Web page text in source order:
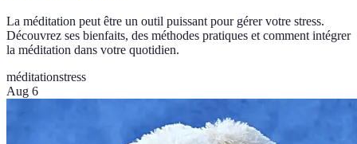
La méditation peut être un outil puissant pour gérer votre stress.
Découvrez ses bienfaits, des méthodes pratiques et comment intégrer
la méditation dans votre quotidien.
méditationstress
Aug 6